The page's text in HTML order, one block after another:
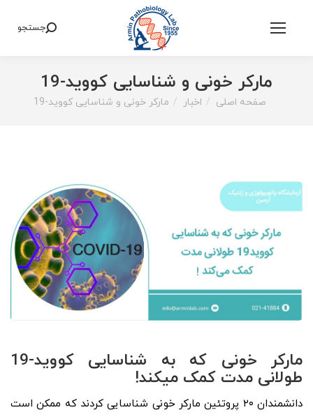
Search:
جستجو
مارکر خونی و شناسایی کووید-19
You are here:
صفحه اصلی اخبار مارکر خونی و شناسایی کووید-19
مارکر خونی که به شناسایی کووید-19
طولانی مدت کمک میکند!
دانشمندان ۲۰ پروتئین مارکر خونی شناسایی کردند که ممکن است